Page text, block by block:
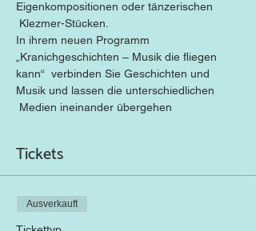
Eigenkompositionen oder tänzerischen
Klezmer-Stücken.
In ihrem neuen Programm
„Kranichgeschichten – Musik die fliegen
kann“  verbinden Sie Geschichten und
Musik und lassen die unterschiedlichen
Medien ineinander übergehen
Tickets
Ausverkauft